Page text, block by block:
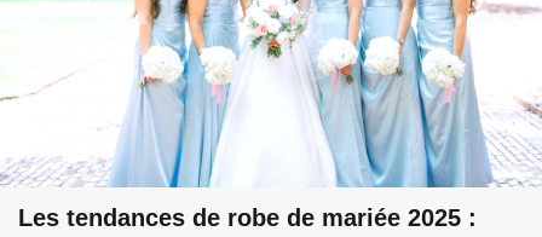
Les tendances de robe de mariée 2025 :